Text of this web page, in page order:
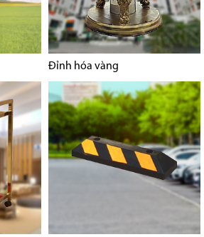
Đỉnh hóa vàng